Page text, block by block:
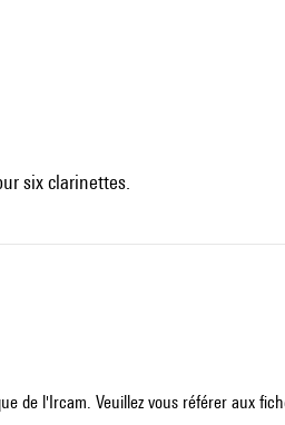
six clarinettes.
de l'Ircam. Veuillez vous référer aux